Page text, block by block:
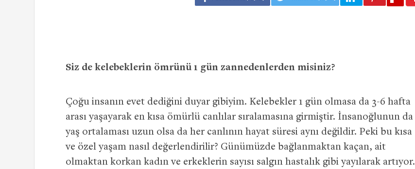
Siz de kelebeklerin ömrünü 1 gün zannedenlerden misiniz?
Çoğu insanın evet dediğini duyar gibiyim. Kelebekler 1 gün olmasa da 3-6 hafta
arası yaşayarak en kısa ömürlü canlılar sıralamasına girmiştir. İnsanoğlunun da
yaş ortalaması uzun olsa da her canlının hayat süresi aynı değildir. Peki bu kısa
ve özel yaşam nasıl değerlendirilir? Günümüzde bağlanmaktan kaçan, ait
olmaktan korkan kadın ve erkeklerin sayısı salgın hastalık gibi yayılarak artıyor.